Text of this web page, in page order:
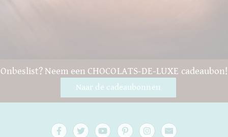
Onbeslist? Neem een CHOCOLATS-DE-LUXE cadeaubon!
Naar de cadeaubonnen